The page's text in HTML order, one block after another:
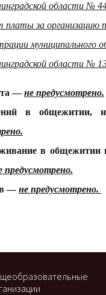
области №
за организацию
муниципального
области №
—не предусмотрено.
в общежитии,
в общежитии
предусмотрено.
—не предусмотрено.